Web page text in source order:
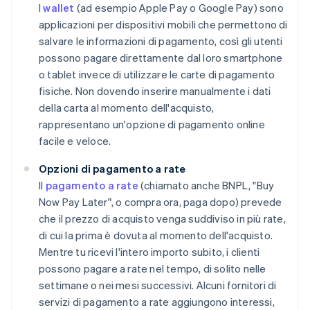
Iwallet (ad esempio Apple Pay o Google Pay) sono
applicazioni per dispositivi mobili che permettono di
salvare le informazioni di pagamento, così gli utenti
possono pagare direttamente dal loro smartphone
o tablet invece di utilizzare le carte di pagamento
fisiche. Non dovendo inserire manualmente i dati
della carta al momento dell'acquisto,
rappresentano un'opzione di pagamento online
facile e veloce.
Opzioni di pagamento a rate
Il pagamento a rate (chiamato anche BNPL, "Buy
Now Pay Later", o compra ora, paga dopo) prevede
che il prezzo di acquisto venga suddiviso in più rate,
di cui la prima è dovuta al momento dell'acquisto.
Mentre tu ricevi l'intero importo subito, i clienti
possono pagare a rate nel tempo, di solito nelle
settimane o nei mesi successivi. Alcuni fornitori di
servizi di pagamento a rate aggiungono interessi,